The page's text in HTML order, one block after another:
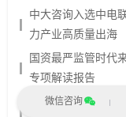
中大咨询入选中电
力产业高质量出海
国资最严监管时代
专项解读报告
国有“三资盘活”迈
微信咨询